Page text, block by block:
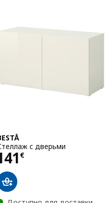
с дверьми
€ 141€